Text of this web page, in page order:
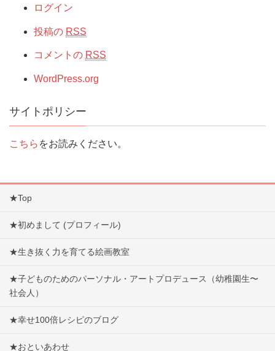
ログイン
投稿の RSS
コメントの RSS
WordPress.org
サイトポリシー
こちら をお読みください。
★Top
★初めまして (プロフィール)
★生き抜く力を育てる絵画教室
★子どものためのパーソナル・アートプロデュース（幼稚園生〜
社会人）
★幸せ100倍レシピのブログ
★おといあわせ